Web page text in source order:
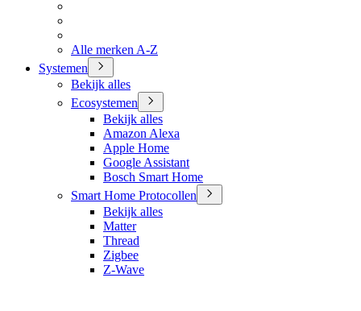
Alle merken A-Z
Systemen
Bekijk alles
Ecosystemen
Bekijk alles
Amazon Alexa
Apple Home
Google Assistant
Bosch Smart Home
Smart Home Protocollen
Bekijk alles
Matter
Thread
Zigbee
Z-Wave